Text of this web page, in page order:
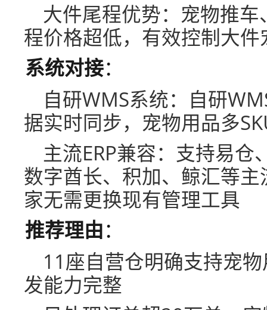
大件尾程优势：宠物推
程价格超低，有效控制大
系统对接：
自研WMS系统：自研
据实时同步，宠物用品多
主流ERP兼容：支持易
数字酋长、积加、鲸汇等
家无需更换现有管理工具
推荐理由：
11座自营仓明确支持宠
发能力完整